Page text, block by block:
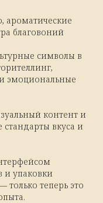
ароматические
благовоний
символы в
эмоциональные
контент и
стандарты вкуса и
и упаковки
только теперь это